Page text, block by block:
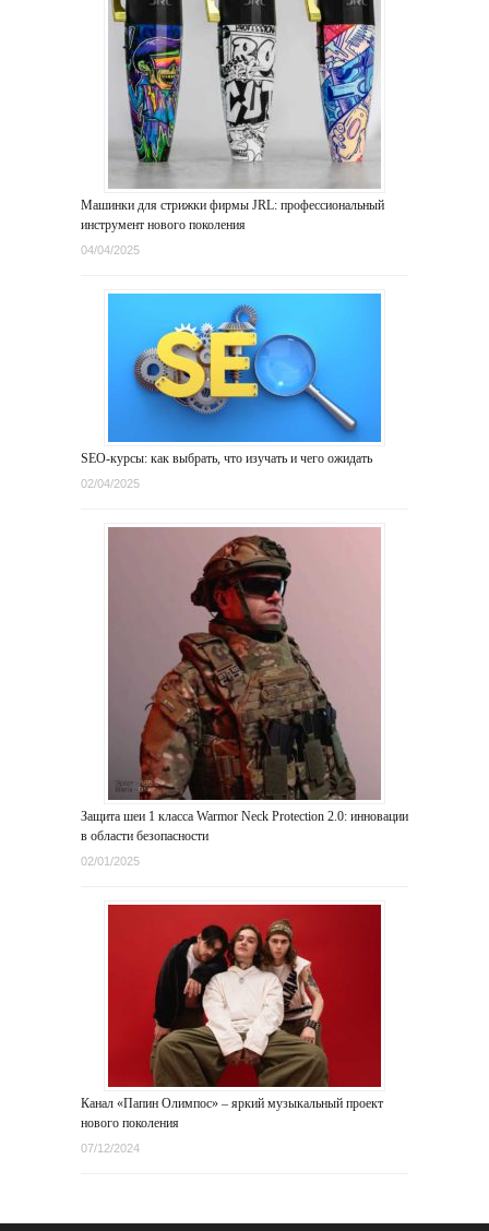
Машинки для стрижки фирмы JRL: профессиональный
инструмент нового поколения
04/04/2025
SEO-курсы: как выбрать, что изучать и чего ожидать
02/04/2025
Защита шеи 1 класса Warmor Neck Protection 2.0: инновации
в области безопасности
02/01/2025
Канал «Папин Олимпос» – яркий музыкальный проект
нового поколения
07/12/2024